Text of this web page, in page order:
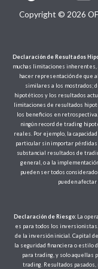
t
o
Copyright © 2026
Declaración de Resultados
muchas limitaciones inherentes,
hacer representación de que
similares a los mostrados;
hipotéticos y los resultados
limitaciones de resultados
los beneficios en
ningún record de trading
reales. Por ejemplo, la
particular sin importar
substancial resultados de
general, o a la
pueden ser todos
pueden
Declaración de Riesgo:La
es para todos los
de la inversión inicial. Capital
la seguridad financiera o estilo
para trading, y solo aquellas
trading. Resultados